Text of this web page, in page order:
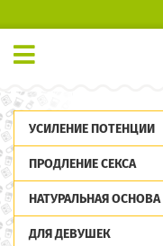
УСИЛЕНИЕ ПОТЕНЦИИ
ПРОДЛЕНИЕ СЕКСА
НАТУРАЛЬНАЯ ОСНОВА
ДЛЯ ДЕВУШЕК